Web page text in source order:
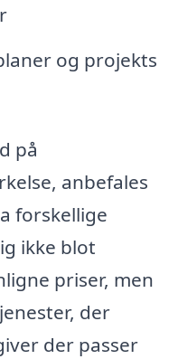
og projekts
på
anbefales
forskellige
ikke blot
priser, men
der
der passer